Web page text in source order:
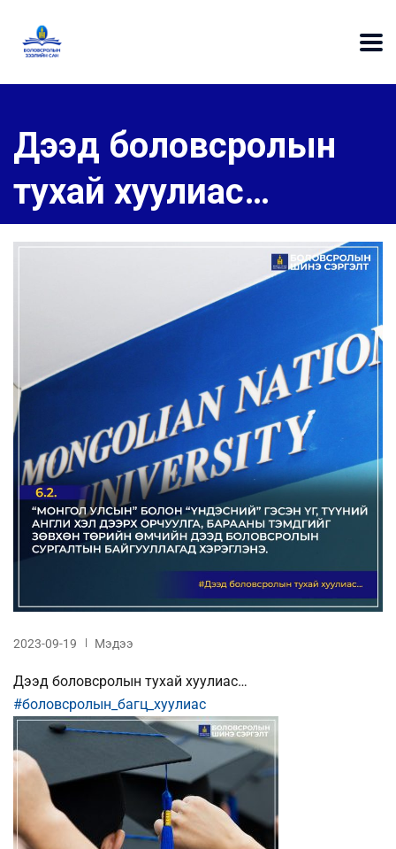
Дээд боловсролын
тухай хуулиас…
2023-09-19 Мэдээ
Дээд боловсролын тухай хуулиас…
#боловсролын_багц_хуулиас